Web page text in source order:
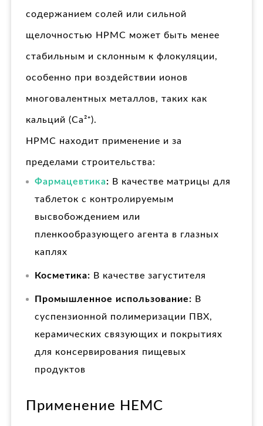
содержанием солей или сильной
щелочностью HPMC может быть менее
стабильным и склонным к флокуляции,
особенно при воздействии ионов
многовалентных металлов, таких как
кальций (Ca²⁺).
HPMC находит применение и за
пределами строительства:
Фармацевтика: В качестве матрицы для
таблеток с контролируемым
высвобождением или
пленкообразующего агента в глазных
каплях
Косметика: В качестве загустителя
Промышленное использование: В
суспензионной полимеризации ПВХ,
керамических связующих и покрытиях
для консервирования пищевых
продуктов
Применение HEMC